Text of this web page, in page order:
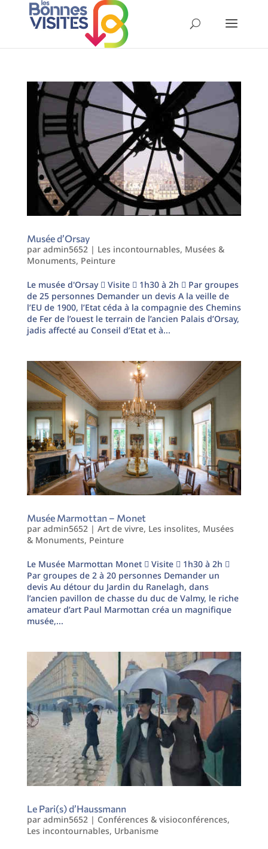
Musée d’Orsay
par admin5652| Les incontournables, Musées &
Monuments, Peinture
Le musée d'Orsay  Visite  1h30 à 2h  Par groupes
de 25 personnes Demander un devis A la veille de
l’EU de 1900, l’Etat céda à la compagnie des Chemins
de Fer de l’ouest le terrain de l’ancien Palais d’Orsay,
jadis affecté au Conseil d’Etat et à...
Musée Marmottan – Monet
par admin5652| Art de vivre, Les insolites, Musées
& Monuments, Peinture
Le Musée Marmottan Monet  Visite  1h30 à 2h 
Par groupes de 2 à 20 personnes Demander un
devis Au détour du Jardin du Ranelagh, dans
l’ancien pavillon de chasse du duc de Valmy, le riche
amateur d’art Paul Marmottan créa un magnifique
musée,...
Le Pari(s) d’Haussmann
par admin5652| Conférences & visioconférences,
Les incontournables, Urbanisme